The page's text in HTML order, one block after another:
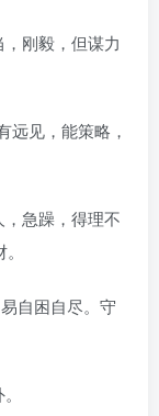
刚毅，但谋力
远见，能策略，
急躁，得理不
自困自尽。守